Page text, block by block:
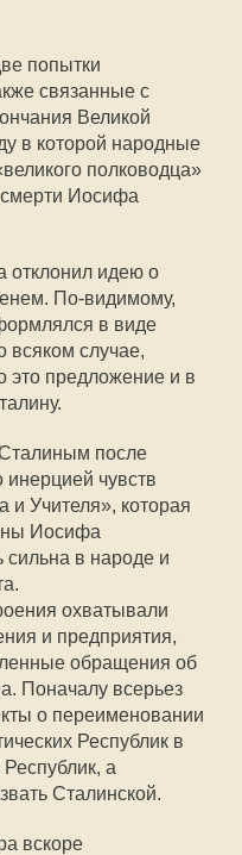
попытки
связанные с
Великой
в которой народные
полководца»
смерти Иосифа
отклонил идею о
По-видимому,
в виде
всяком случае,
это предложение и в
после
чувств
и Учителя», которая
Иосифа
в народе и
охватывали
и предприятия,
обращения об
Поначалу всерьез
о переименовании
Республик в
а
Сталинской.
вскоре